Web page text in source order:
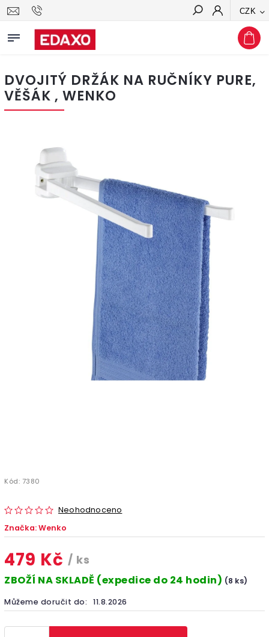
CZK
Hledat
DVOJITÝ DRŽÁK NA RUČNÍKY PURE,
VĚŠÁK , WENKO
Kód: 7380
Neohodnoceno
Značka:Wenko
479 Kč / ks
ZBOŽÍ NA SKLADĚ (expedice do 24 hodin) (8 ks)
Můžeme doručit do: 11.8.2026